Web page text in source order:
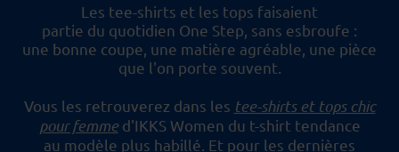
Les tee-shirts et les tops faisaient
partie du quotidien One Step, sans esbroufe :
une bonne coupe, une matière agréable, une pièce
que l'on porte souvent.
Vous les retrouverez dans les tee-shirts et tops chic
pour femmed'IKKS Women du t-shirt tendance
au modèle plus habillé. Et pour les dernières